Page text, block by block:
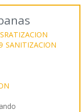
SANITIZACION